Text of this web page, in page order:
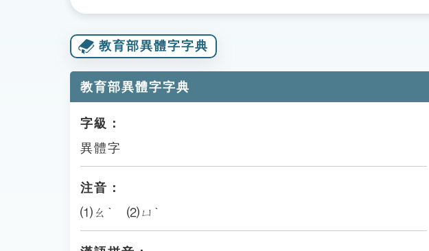
教育部異體字字典
教育部異體字字典
字級：
異體字
注音：
⑴ㄠˋ ⑵ㄩˋ